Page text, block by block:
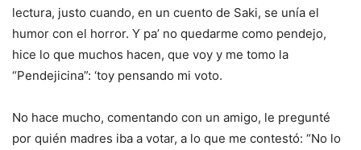
lectura, justo cuando, en un cuento de Saki, se unía el
humor con el horror. Y pa’ no quedarme como pendejo,
hice lo que muchos hacen, que voy y me tomo la
“Pendejicina”: ‘toy pensando mi voto.
No hace mucho, comentando con un amigo, le pregunté
por quién madres iba a votar, a lo que me contestó: “No lo